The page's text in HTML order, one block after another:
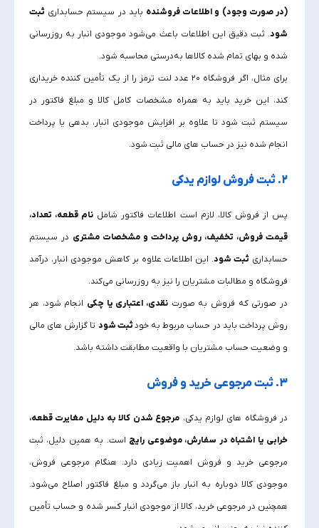
(در صورت وجود) و اطلاعات فروشنده باید در سیستم حسابداری ثبت
شود. ثبت دقیق این اطلاعات باعث می‌شود موجودی انبار به‌ روزرسانی
شده و بهای تمام‌ شده کالاها به‌درستی محاسبه شود.
برای مثال، اگر فروشگاه ۲۰ عدد لنت ترمز را از یک تأمین‌ کننده خریداری
کند، این خرید باید به همراه مشخصات کامل کالا و مبلغ فاکتور در
سیستم ثبت شود تا علاوه بر افزایش موجودی انبار، بدهی یا پرداخت
انجام‌ شده نیز در حساب‌ های مالی ثبت شود.
2. ثبت فروش لوازم یدکی
پس از فروش کالا، لازم است اطلاعات فاکتور شامل نام قطعه، تعداد،
قیمت فروش، تخفیف، روش پرداخت و مشخصات مشتری در سیستم
حسابداری ثبت شود. این اطلاعات علاوه بر کاهش موجودی انبار، درآمد
فروشگاه و مطالبات مشتریان را نیز به‌ روزرسانی می‌کند.
در صورتی که فروش به‌ صورت نقدی، اعتباری یا چکی انجام شود، هر
روش پرداخت باید در حساب مربوط به خودثبت شود تا گزارش‌ های مالی
و وضعیت حساب مشتریان با واقعیت مطابقت داشته باشد.
3. ثبت مرجوعی خرید و فروش
در فروشگاه‌ های لوازم یدکی، مرجوع شدن کالا به دلیل مغایرت قطعه،
خرابی یا اشتباه در سفارش، موضوعی رایج است. به همین دلیل، ثبت
مرجوعی خرید و فروش اهمیت زیادی دارد. هنگام مرجوعی فروش،
موجودی کالا دوباره به انبار باز می‌گردد و مبلغ فاکتور اصلاح می‌شود.
همچنین در مرجوعی خرید، کالا از موجودی انبار کسر شده و حساب تأمین‌